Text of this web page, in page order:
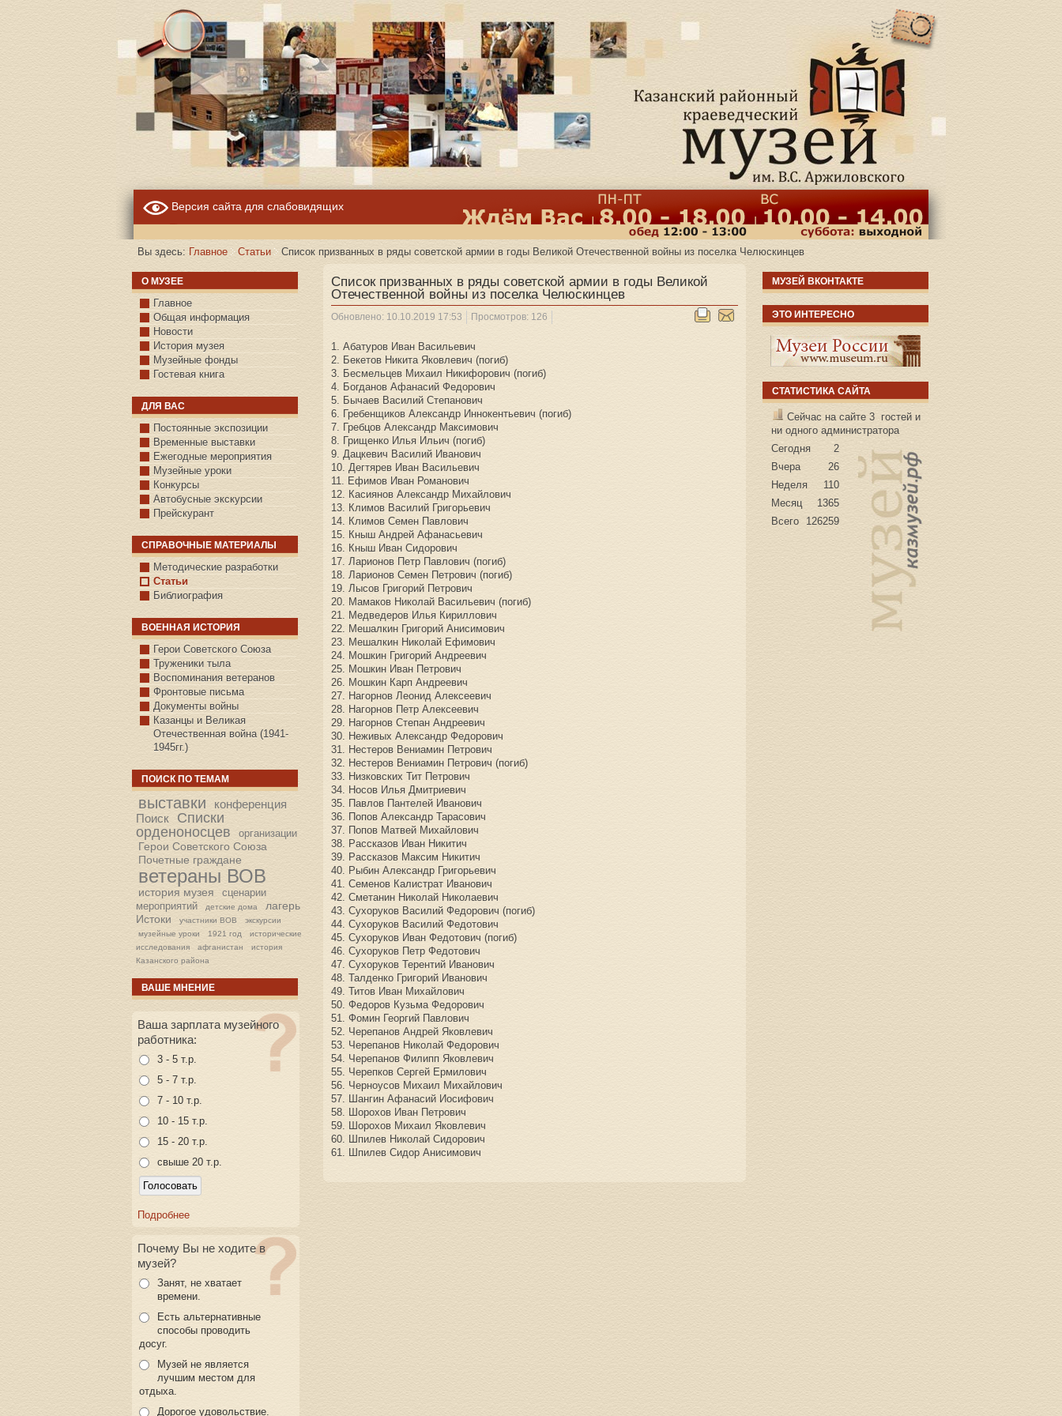
Версия сайта для слабовидящих
Вы здесь: Главное Статьи Список призванных в ряды советской армии в годы Великой Отечественной войны из поселка Челюскинцев
О МУЗЕЕ
Главное
Общая информация
Новости
История музея
Музейные фонды
Гостевая книга
ДЛЯ ВАС
Постоянные экспозиции
Временные выставки
Ежегодные мероприятия
Музейные уроки
Конкурсы
Автобусные экскурсии
Прейскурант
СПРАВОЧНЫЕ МАТЕРИАЛЫ
Методические разработки
Статьи
Библиография
ВОЕННАЯ ИСТОРИЯ
С.КАЗАНСКОЕ
Герои Советского Союза
Труженики тыла
Воспоминания ветеранов
Фронтовые письма
Документы войны
Казанцы и Великая
Отечественная война (1941-
1945гг.)
ПОИСК ПО ТЕМАМ
выставки
конференция
Поиск
Списки
орденоносцев
организации
Герои Советского Союза
Почетные граждане
ветераны ВОВ
история музея
сценарии
мероприятий
детские дома
лагерь
Истоки
участники ВОВ
экскурсии
музейные уроки
1921 год
исторические
исследования
афганистан
история
Казанского района
ВАШЕ МНЕНИЕ
Ваша зарплата музейного
работника:
3 - 5 т.р.
5 - 7 т.р.
7 - 10 т.р.
10 - 15 т.р.
15 - 20 т.р.
свыше 20 т.р.
Подробнее
Почему Вы не ходите в
музей?
Занят, не хватает
времени.
Есть альтернативные
способы проводить
досуг.
Музей не является
лучшим местом для
отдыха.
Дорогое удовольствие.
Список призванных в ряды советской армии в годы Великой
Отечественной войны из поселка Челюскинцев
Обновлено: 10.10.2019 17:53 Просмотров: 126
1. Абатуров Иван Васильевич
2. Бекетов Никита Яковлевич (погиб)
3. Бесмельцев Михаил Никифорович (погиб)
4. Богданов Афанасий Федорович
5. Бычаев Василий Степанович
6. Гребенщиков Александр Иннокентьевич (погиб)
7. Гребцов Александр Максимович
8. Грищенко Илья Ильич (погиб)
9. Дацкевич Василий Иванович
10. Дегтярев Иван Васильевич
11. Ефимов Иван Романович
12. Касиянов Александр Михайлович
13. Климов Василий Григорьевич
14. Климов Семен Павлович
15. Кныш Андрей Афанасьевич
16. Кныш Иван Сидорович
17. Ларионов Петр Павлович (погиб)
18. Ларионов Семен Петрович (погиб)
19. Лысов Григорий Петрович
20. Мамаков Николай Васильевич (погиб)
21. Медведеров Илья Кириллович
22. Мешалкин Григорий Анисимович
23. Мешалкин Николай Ефимович
24. Мошкин Григорий Андреевич
25. Мошкин Иван Петрович
26. Мошкин Карп Андреевич
27. Нагорнов Леонид Алексеевич
28. Нагорнов Петр Алексеевич
29. Нагорнов Степан Андреевич
30. Неживых Александр Федорович
31. Нестеров Вениамин Петрович
32. Нестеров Вениамин Петрович (погиб)
33. Низковских Тит Петрович
34. Носов Илья Дмитриевич
35. Павлов Пантелей Иванович
36. Попов Александр Тарасович
37. Попов Матвей Михайлович
38. Рассказов Иван Никитич
39. Рассказов Максим Никитич
40. Рыбин Александр Григорьевич
41. Семенов Калистрат Иванович
42. Сметанин Николай Николаевич
43. Сухоруков Василий Федорович (погиб)
44. Сухоруков Василий Федотович
45. Сухоруков Иван Федотович (погиб)
46. Сухоруков Петр Федотович
47. Сухоруков Терентий Иванович
48. Талденко Григорий Иванович
49. Титов Иван Михайлович
50. Федоров Кузьма Федорович
51. Фомин Георгий Павлович
52. Черепанов Андрей Яковлевич
53. Черепанов Николай Федорович
54. Черепанов Филипп Яковлевич
55. Черепков Сергей Ермилович
56. Черноусов Михаил Михайлович
57. Шангин Афанасий Иосифович
58. Шорохов Иван Петрович
59. Шорохов Михаил Яковлевич
60. Шпилев Николай Сидорович
61. Шпилев Сидор Анисимович
МУЗЕЙ ВКОНТАКТЕ
ЭТО ИНТЕРЕСНО
СТАТИСТИКА САЙТА
Сейчас на сайте 3 гостей и
ни одного администратора
Сегодня
2
Вчера
26
Неделя
110
Месяц
1365
Всего
126259